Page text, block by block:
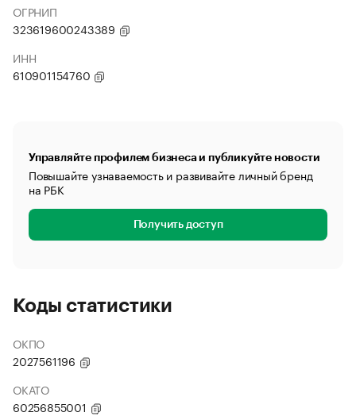
ОГРНИП
323619600243389
ИНН
610901154760
Управляйте профилем бизнеса и публикуйте новости
Повышайте узнаваемость и развивайте личный бренд
на РБК
Получить доступ
Коды статистики
ОКПО
2027561196
ОКАТО
60256855001